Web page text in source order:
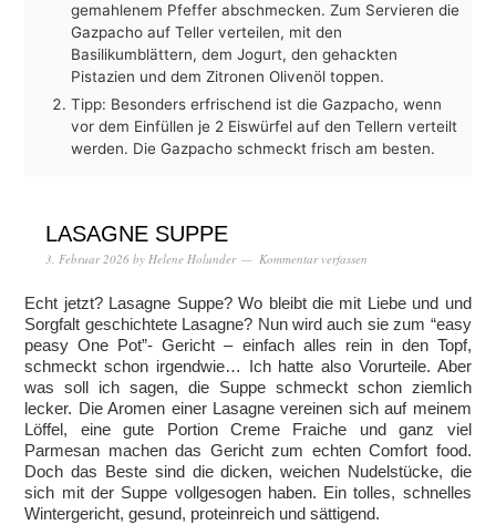
gemahlenem Pfeffer abschmecken. Zum Servieren die
Gazpacho auf Teller verteilen, mit den
Basilikumblättern, dem Jogurt, den gehackten
Pistazien und dem Zitronen Olivenöl toppen.
Tipp: Besonders erfrischend ist die Gazpacho, wenn
vor dem Einfüllen je 2 Eiswürfel auf den Tellern verteilt
werden. Die Gazpacho schmeckt frisch am besten.
LASAGNE SUPPE
3. Februar 2026 by Helene Holunder Kommentar verfassen
Echt jetzt? Lasagne Suppe? Wo bleibt die mit Liebe und und
Sorgfalt geschichtete Lasagne? Nun wird auch sie zum “easy
peasy One Pot”- Gericht – einfach alles rein in den Topf,
schmeckt schon irgendwie… Ich hatte also Vorurteile. Aber
was soll ich sagen, die Suppe schmeckt schon ziemlich
lecker. Die Aromen einer Lasagne vereinen sich auf meinem
Löffel, eine gute Portion Creme Fraiche und ganz viel
Parmesan machen das Gericht zum echten Comfort food.
Doch das Beste sind die dicken, weichen Nudelstücke, die
sich mit der Suppe vollgesogen haben. Ein tolles, schnelles
Wintergericht, gesund, proteinreich und sättigend.